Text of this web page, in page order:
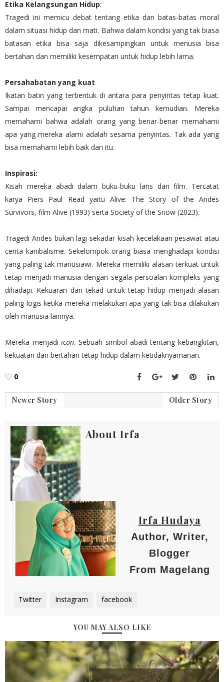
Etika Kelangsungan Hidup:
Tragedi ini memicu debat tentang etika dan batas-batas moral
dalam situasi hidup dan mati. Bahwa dalam kondisi yang tak biasa
batasan etika bisa saja dikesampingkan untuk menusia bisa
bertahan dan memiliki kesempatan untuk hidup lebih lama.
Persahabatan yang kuat
Ikatan batin yang terbentuk di antara para penyintas tetap kuat.
Sampai mencapai angka puluhan tahun kemudian. Mereka
memahami bahwa adalah orang yang benar-benar memahami
apa yang mereka alami adalah sesama penyintas. Tak ada yang
bisa memahami lebih baik dari itu.
Inspirasi:
Kisah mereka abadi dalam buku-buku laris dan film. Tercatat
karya Piers Paul Read yaitu Alive: The Story of the Andes
Survivors, film Alive (1993) serta Society of the Snow (2023).
Tragedi Andes bukan lagi sekadar kisah kecelakaan pesawat atau
cerita kanibalisme. Sekelompok orang biasa menghadapi kondisi
yang paling tak manusiawi. Mereka memiliki alasan terkuat untuk
tetap menjadi manusia dengan segala persoalan kompleks yang
dihadapi. Kekuaran dan tekad untuk tetap hidup menjadi alasan
paling logis ketika mereka melakukan apa yang tak bisa dilakukan
oleh manusia lainnya.
Mereka menjadiicon. Sebuah simbol abadi tentang kebangkitan,
kekuatan dan bertahan tetap hidup dalam ketidaknyamanan.
0
Newer Story Older Story
About Irfa
Irfa Hudaya
Author, Writer,
Blogger
From Magelang
Twitter Instagram facebook
YOU MAY ALSO LIKE